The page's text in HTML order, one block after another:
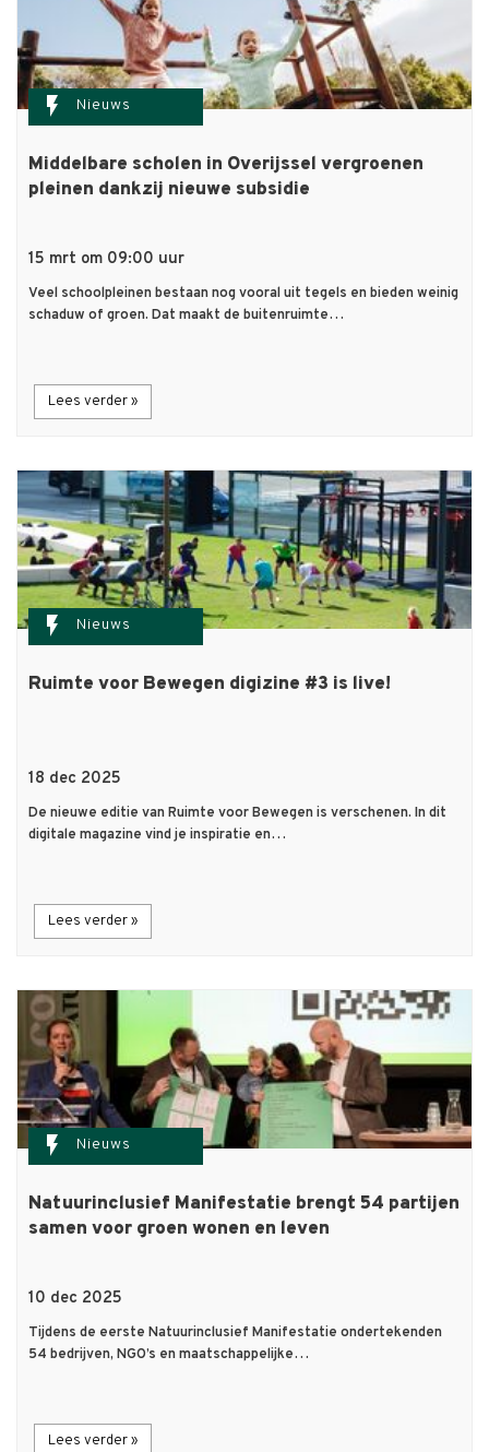
flash_on Nieuws
Middelbare scholen in Overijssel vergroenen
pleinen dankzij nieuwe subsidie
15 mrt om 09:00 uur
Veel schoolpleinen bestaan nog vooral uit tegels en bieden weinig
schaduw of groen. Dat maakt de buitenruimte…
Lees verder »
flash_on Nieuws
Ruimte voor Bewegen digizine #3 is live!
18 dec 2025
De nieuwe editie van Ruimte voor Bewegen is verschenen. In dit
digitale magazine vind je inspiratie en…
Lees verder »
flash_on Nieuws
Natuurinclusief Manifestatie brengt 54 partijen
samen voor groen wonen en leven
10 dec 2025
Tijdens de eerste Natuurinclusief Manifestatie ondertekenden
54 bedrijven, NGO’s en maatschappelijke…
Lees verder »